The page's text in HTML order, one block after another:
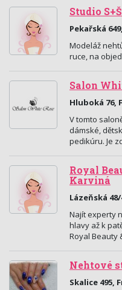
Studio S+Š
Pekařská
Modeláž
ruce, na
Salon
Hluboká 76,
V tomto
dámské,
pedikúru. Je
Royal
Karviná
Lázeňská
Najít experty
hlavy až k
Royal Beauty
Nehtové
Skalice 495,